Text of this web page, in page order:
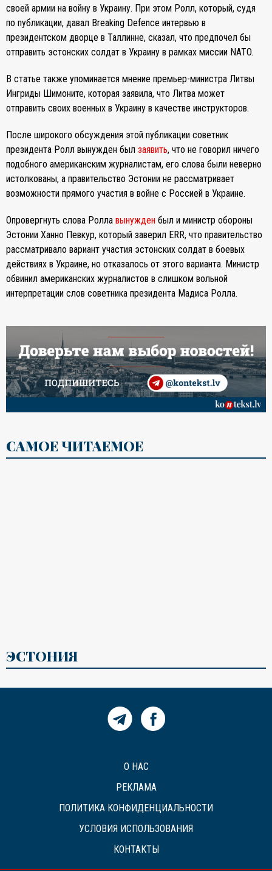
своей армии на войну в Украину. При этом Ролл, который, судя
по публикации, давал Breaking Defence интервью в
президентском дворце в Таллинне, сказал, что предпочел бы
отправить эстонских солдат в Украину в рамках миссии NATO.
В статье также упоминается мнение премьер-министра Литвы
Ингриды Шимоните, которая заявила, что Литва может
отправить своих военных в Украину в качестве инструкторов.
После широкого обсуждения этой публикации советник
президента Ролл вынужден был заявить, что не говорил ничего
подобного американским журналистам, его слова были неверно
истолкованы, а правительство Эстонии не рассматривает
возможности прямого участия в войне с Россией в Украине.
Опровергнуть слова Ролла вынужден был и министр обороны
Эстонии Ханно Певкур, который заверил ERR, что правительство
рассматривало вариант участия эстонских солдат в боевых
действиях в Украине, но отказалось от этого варианта. Министр
обвинил американских журналистов в слишком вольной
интерпретации слов советника президента Мадиса Ролла.
САМОЕ ЧИТАЕМОЕ
ЭСТОНИЯ
О НАС
РЕКЛАМА
ПОЛИТИКА КОНФИДЕНЦИАЛЬНОСТИ
УСЛОВИЯ ИСПОЛЬЗОВАНИЯ
КОНТАКТЫ